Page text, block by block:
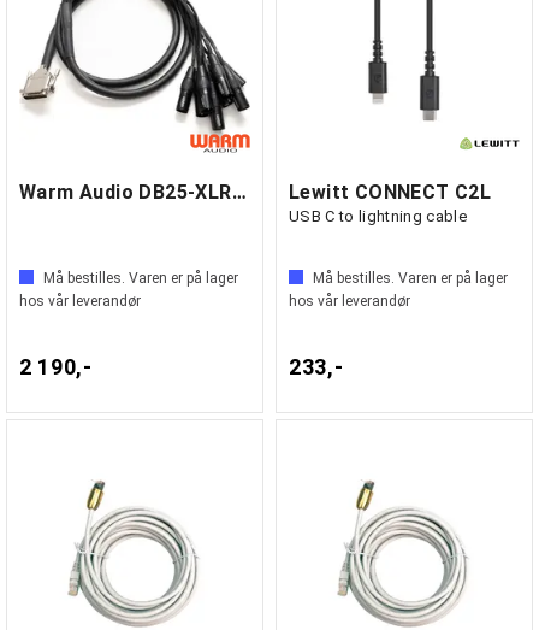
Warm Audio DB25-XLRm 1,8m
Må bestilles. Varen er på lager
hos vår leverandør
2 190,-
Lewitt CONNECT C2L
USB C to lightning cable
Må bestilles. Varen er på lager
hos vår leverandør
233,-